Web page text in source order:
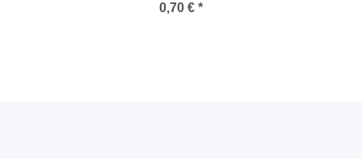
0,70 € *